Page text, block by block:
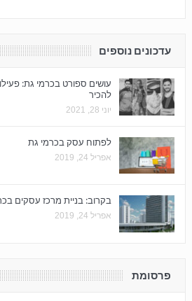
עדכונים נוספים
עושים ספורט בכרמי גת:
להכיר
יוני 28, 2021
לפתוח עסק בכרמי גת
אפריל 24, 2019
בקרוב: בניית מרכז עסקים
אפריל 24, 2019
פרסומת